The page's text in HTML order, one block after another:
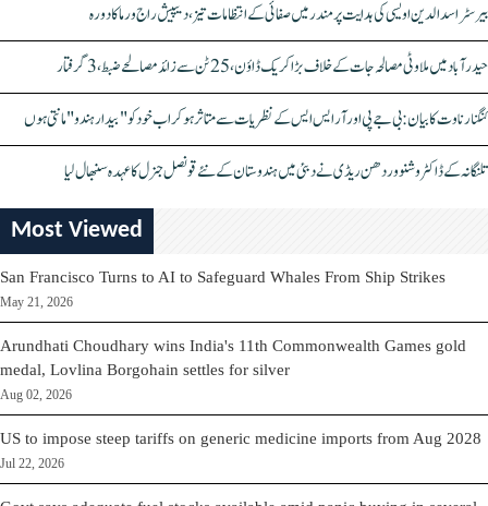
بیرسٹر اسدالدین اویسی کی ہدایت پر مندر میں صفائی کے انتظامات تیز، دیپیش راج ورما کا دورہ
حیدرآباد میں ملاوٹی مصالحہ جات کے خلاف بڑا کریک ڈاؤن، 25 ٹن سے زائد مصالحے ضبط، 3 گرفتار
کنگنا رناوت کا بیان: بی جے پی اور آر ایس ایس کے نظریات سے متاثر ہو کر اب خود کو "بیدار ہندو" مانتی ہوں
تلنگانہ کے ڈاکٹر وشنو وردھن ریڈی نے دبئی میں ہندوستان کے نئے قونصل جنرل کا عہدہ سنبھال لیا
Most Viewed
San Francisco Turns to AI to Safeguard Whales From Ship Strikes
May 21, 2026
Arundhati Choudhary wins India's 11th Commonwealth Games gold
medal, Lovlina Borgohain settles for silver
Aug 02, 2026
US to impose steep tariffs on generic medicine imports from Aug 2028
Jul 22, 2026